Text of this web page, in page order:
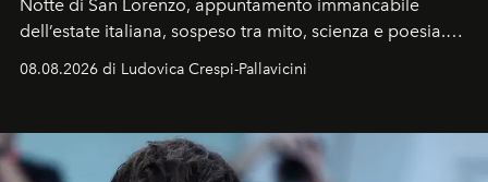
Notte di San Lorenzo, appuntamento immancabile
dell’estate italiana, sospeso tra mito, scienza e poesia.
celeste per seguire il passaggio delle
all’universo i desideri più segreti
08.08.2026 di Ludovica Crespi-Pallavicini